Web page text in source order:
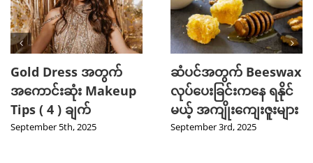
Gold Dress အတွက်
အကောင်းဆုံး Makeup
Tips ( 4 ) ချက်
September 5th, 2025
ဆံပင်အတွက် Beeswax
လုပ်ပေးခြင်းကနေ ရနိုင်
မယ့် အကျိုးကျေးဇူးများ
September 3rd, 2025